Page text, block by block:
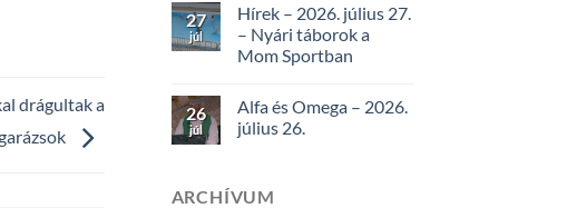
drágultak a
27
júl
Hírek – 2026. július 27.
– Nyári táborok a
Mom Sportban
26
júl
Alfa és Omega – 2026.
július 26.
ARCHÍVUM